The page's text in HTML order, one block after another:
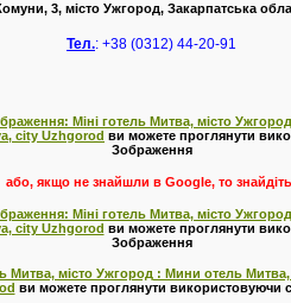
3, місто Ужгород, Закарпатська
Тел.: +38 (0312) 44-20-91
Міні готель Митва, місто
city Uzhgorod ви можете проглянути
Зображення
або, якщо не знайшли в Google, то
Міні готель Митва, місто
city Uzhgorod ви можете проглянути
Зображення
Митва, місто Ужгород : Мини отель
ви можете проглянути використовуючи